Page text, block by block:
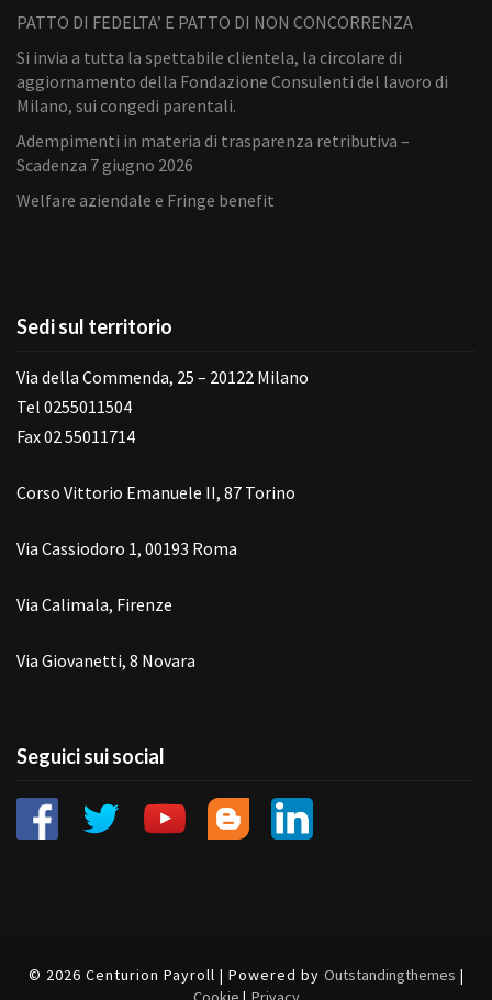
PATTO DI FEDELTA’ E PATTO DI NON CONCORRENZA
Si invia a tutta la spettabile clientela, la circolare di
aggiornamento della Fondazione Consulenti del lavoro di
Milano, sui congedi parentali.
Adempimenti in materia di trasparenza retributiva –
Scadenza 7 giugno 2026
Welfare aziendale e Fringe benefit
Sedi sul territorio
Via della Commenda, 25 – 20122 Milano
Tel 0255011504
Fax 02 55011714
Corso Vittorio Emanuele II, 87 Torino
Via Cassiodoro 1, 00193 Roma
Via Calimala, Firenze
Via Giovanetti, 8 Novara
Seguici sui social
© 2026 Centurion Payroll | Powered by Outstandingthemes |